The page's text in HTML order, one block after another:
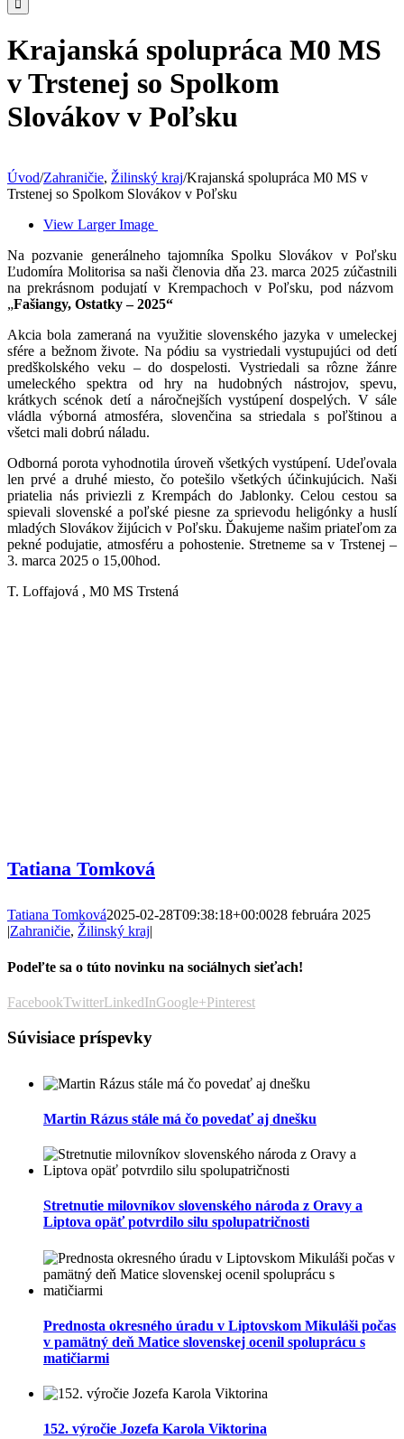
Krajanská spolupráca M0 MS
v Trstenej so Spolkom
Slovákov v Poľsku
Úvod/Zahraničie, Žilinský kraj/Krajanská spolupráca M0 MS v
Trstenej so Spolkom Slovákov v Poľsku
View Larger Image
Na pozvanie generálneho tajomníka Spolku Slovákov v Poľsku
Ľudomíra Molitorisa sa naši členovia dňa 23. marca 2025 zúčastnili
na prekrásnom podujatí v Krempachoch v Poľsku, pod názvom
„Fašiangy, Ostatky – 2025“
Akcia bola zameraná na využitie slovenského jazyka v umeleckej
sfére a bežnom živote. Na pódiu sa vystriedali vystupujúci od detí
predškolského veku – do dospelosti. Vystriedali sa rôzne žánre
umeleckého spektra od hry na hudobných nástrojov, spevu,
krátkych scénok detí a náročnejších vystúpení dospelých. V sále
vládla výborná atmosféra, slovenčina sa striedala s poľštinou a
všetci mali dobrú náladu.
Odborná porota vyhodnotila úroveň všetkých vystúpení. Udeľovala
len prvé a druhé miesto, čo potešilo všetkých účinkujúcich. Naši
priatelia nás priviezli z Krempách do Jablonky. Celou cestou sa
spievali slovenské a poľské piesne za sprievodu heligónky a huslí
mladých Slovákov žijúcich v Poľsku. Ďakujeme našim priateľom za
pekné podujatie, atmosféru a pohostenie. Stretneme sa v Trstenej –
3. marca 2025 o 15,00hod.
T. Loffajová , M0 MS Trstená
Tatiana Tomková
Tatiana Tomková2025-02-28T09:38:18+00:0028 februára 2025
|Zahraničie, Žilinský kraj|
Podeľte sa o túto novinku na sociálnych sieťach!
FacebookTwitterLinkedInGoogle+Pinterest
Súvisiace príspevky
Martin Rázus stále má čo povedať aj dnešku
Stretnutie milovníkov slovenského národa z Oravy a
Liptova opäť potvrdilo silu spolupatričnosti
Prednosta okresného úradu v Liptovskom Mikuláši počas
v pamätný deň Matice slovenskej ocenil spoluprácu s
matičiarmi
152. výročie Jozefa Karola Viktorina